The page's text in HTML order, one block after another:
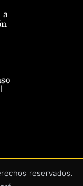
a
reservados.